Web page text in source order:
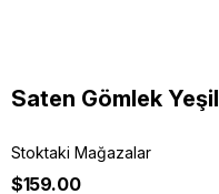
Saten Gömlek Yeşil
Stoktaki Mağazalar
$159.00